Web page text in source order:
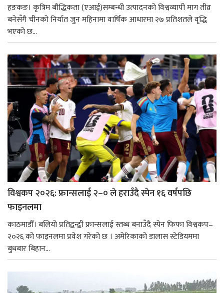
हङकङ। कृत्रिम बौद्धिकता (एआई)सम्बन्धी उत्पादनको विश्वव्यापी माग तीव्र
बनेसँगै चीनको निर्यात जुन महिनामा वार्षिक आधारमा २७ प्रतिशतले वृद्धि
भएको छ...
विश्वकप २०२६: फ्रान्सलाई २–० ले हराउँदै स्पेन १६ वर्षपछि
फाइनलमा
काठमाडौँ। बलियो प्रतिद्वन्द्वी फ्रान्सलाई स्तब्ध बनाउँदै स्पेन फिफा विश्वकप–
२०२६ को फाइनलमा प्रवेश गरेको छ । अमेरिकाको डालास स्टेडियममा
बुधबार बिहान...